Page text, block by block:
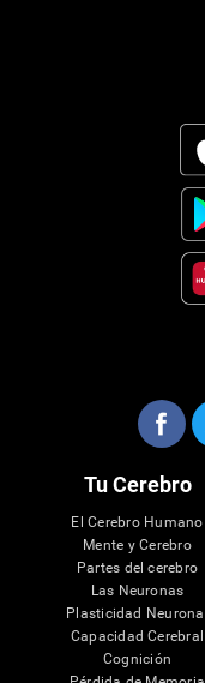
Tu Cerebro
El Cerebro Humano
Mente y Cerebro
Partes del cerebro
Las Neuronas
Plasticidad Neuronal
Capacidad Cerebral
Cognición